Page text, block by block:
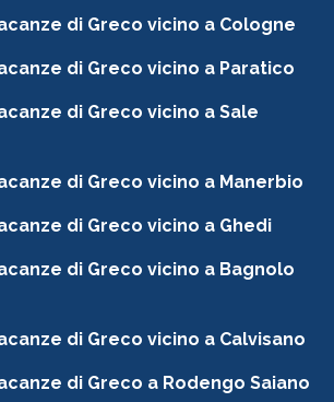
di Greco vicino a Cologne
di Greco vicino a Paratico
di Greco vicino a Sale
di Greco vicino a Manerbio
di Greco vicino a Ghedi
di Greco vicino a Bagnolo
di Greco vicino a Calvisano
di Greco a Rodengo Saiano